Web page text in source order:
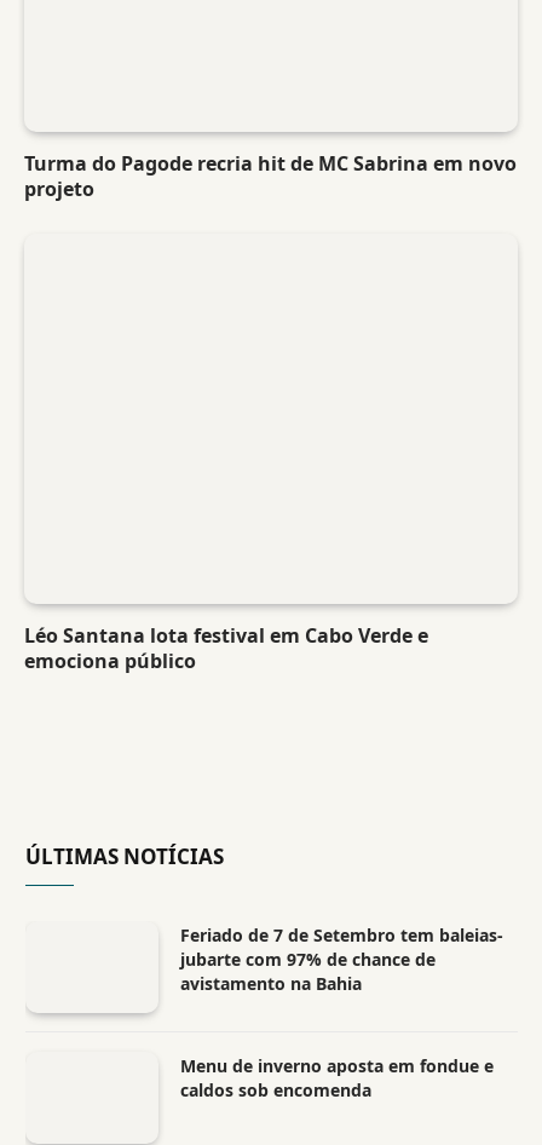
Turma do Pagode recria hit de MC Sabrina em novo
projeto
Léo Santana lota festival em Cabo Verde e
emociona público
ÚLTIMAS NOTÍCIAS
Feriado de 7 de Setembro tem baleias-
jubarte com 97% de chance de
avistamento na Bahia
Menu de inverno aposta em fondue e
caldos sob encomenda